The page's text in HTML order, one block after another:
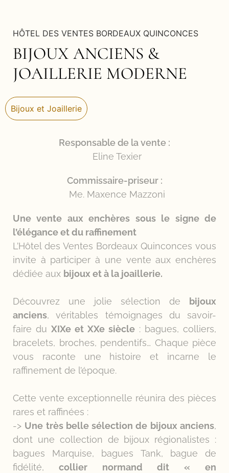
HÔTEL DES VENTES BORDEAUX QUINCONCES
BIJOUX ANCIENS &
JOAILLERIE MODERNE
Bijoux et Joaillerie
Responsable de la vente :
Eline Texier
Commissaire-priseur :
Me. Maxence Mazzoni
Une vente aux enchères sous le signe de
l’élégance et du raffinement
L’Hôtel des Ventes Bordeaux Quinconces vous
invite à participer à une vente aux enchères
dédiée aux bijoux et à la joaillerie.
Découvrez une jolie sélection de bijoux
anciens, véritables témoignages du savoir-
faire du XIXe et XXe siècle : bagues, colliers,
bracelets, broches, pendentifs… Chaque pièce
vous raconte une histoire et incarne le
raffinement de l’époque.
Cette vente exceptionnelle réunira des pièces
rares et raffinées :
-> Une très belle sélection de bijoux anciens,
dont une collection de bijoux régionalistes :
bagues Marquise, bagues Tank, bague de
fidélité, collier normand dit « en